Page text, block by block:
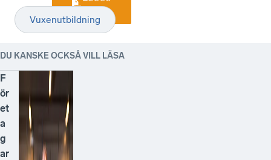
ner
Vuxenutbildning
DU KANSKE OCKSÅ VILL LÄSA
F
ör
et
a
g
ar